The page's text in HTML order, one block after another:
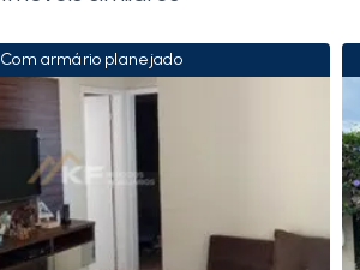
Com armário planejado